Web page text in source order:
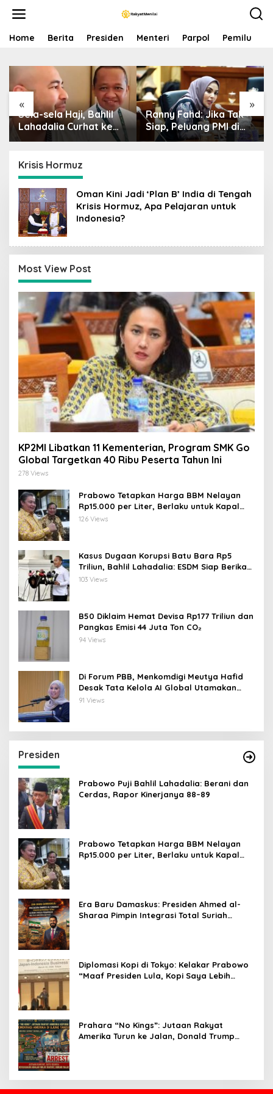
Home Berita Presiden Menteri Parpol Pemilu
« »
Sela-sela Haji, Bahlil
Lahadalia Curhat ke
Raffi Ahmad: Saya
Pencipta Lagu MBG,
Ajak Makan
Ranny Fahd: Jika Tak
Siap, Peluang PMI di
Jepang Bisa Jadi
Krisis Hormuz
Oman Kini Jadi ‘Plan B’ India di Tengah
Krisis Hormuz, Apa Pelajaran untuk
Indonesia?
Most View Post
KP2MI Libatkan 11 Kementerian, Program SMK Go
Global Targetkan 40 Ribu Peserta Tahun Ini
278 Views
Prabowo Tetapkan Harga BBM Nelayan
Rp15.000 per Liter, Berlaku untuk Kapal
30-200 GT
126 Views
Kasus Dugaan Korupsi Batu Bara Rp5
Triliun, Bahlil Lahadalia: ESDM Siap Berikan
Data
103 Views
B50 Diklaim Hemat Devisa Rp177 Triliun dan
Pangkas Emisi 44 Juta Ton CO₂
94 Views
Di Forum PBB, Menkomdigi Meutya Hafid
Desak Tata Kelola AI Global Utamakan
Perlindungan Anak
91 Views
Presiden
Prabowo Puji Bahlil Lahadalia: Berani dan
Cerdas, Rapor Kinerjanya 88–89
Prabowo Tetapkan Harga BBM Nelayan
Rp15.000 per Liter, Berlaku untuk Kapal
Era Baru Damaskus: Presiden Ahmed al-
Sharaa Pimpin Integrasi Total Suriah
Diplomasi Kopi di Tokyo: Kelakar Prabowo
“Maaf Presiden Lula, Kopi Saya Lebih
Prahara “No Kings”: Jutaan Rakyat
Amerika Turun ke Jalan, Donald Trump